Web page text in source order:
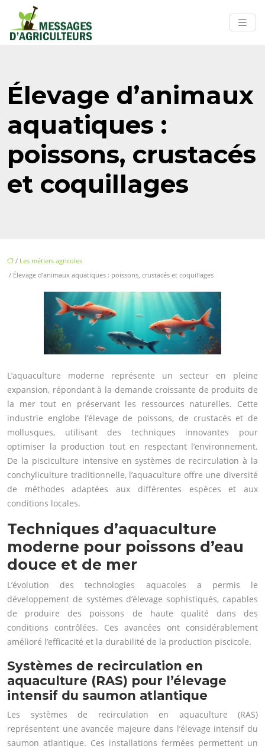
Élevage d’animaux
aquatiques :
poissons, crustacés
et coquillages
/ Les métiers agricoles
/ Élevage d’animaux aquatiques : poissons, crustacés et coquillages
L’aquaculture moderne représente un secteur en pleine
expansion, répondant à la demande croissante de produits de
la mer tout en préservant les ressources naturelles. Cette
industrie englobe l’élevage de poissons, de crustacés et de
mollusques, utilisant des techniques innovantes pour
optimiser la production tout en respectant l’environnement.
De la pisciculture intensive en systèmes de recirculation à la
conchyliculture traditionnelle, l’aquaculture offre une diversité
de méthodes adaptées aux différentes espèces et aux
conditions locales.
Techniques d’aquaculture
moderne pour poissons d’eau
douce et de mer
L’évolution des technologies aquacoles a permis le
développement de systèmes d’élevage sophistiqués, capables
de produire des poissons de haute qualité dans des
conditions contrôlées. Ces avancées ont considérablement
amélioré l’efficacité et la durabilité de la production piscicole.
Systèmes de recirculation en
aquaculture (RAS) pour l’élevage
intensif du saumon atlantique
Les systèmes de recirculation en aquaculture (RAS)
représentent une avancée majeure dans l’élevage intensif du
saumon atlantique. Ces installations fermées permettent un